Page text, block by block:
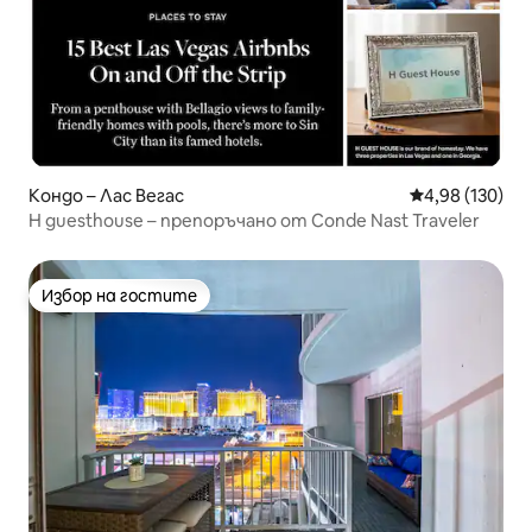
Кондо – Лас Вегас Средна
4,98 (130)
H guesthouse – препоръчано от Conde Nast Traveler
Избор на гостите
Избор на гостите